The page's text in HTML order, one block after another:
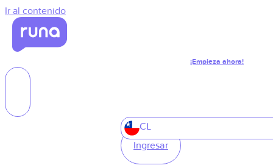
Ir al contenido
¡Empieza ahora!
CL
Ingresar